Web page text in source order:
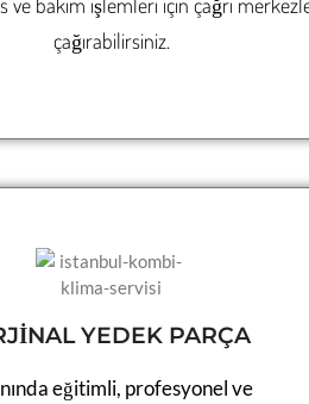
çağırabilirsiniz.
YEDEK PARÇA
eğitimli, profesyonel ve